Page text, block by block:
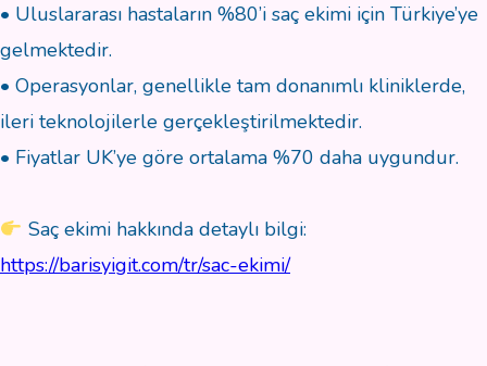
• Uluslararası hastaların %80’i saç ekimi için Türkiye’ye
gelmektedir.
• Operasyonlar, genellikle tam donanımlı kliniklerde,
ileri teknolojilerle gerçekleştirilmektedir.
• Fiyatlar UK’ye göre ortalama %70 daha uygundur.
Saç ekimi hakkında detaylı bilgi:
https://barisyigit.com/tr/sac-ekimi/